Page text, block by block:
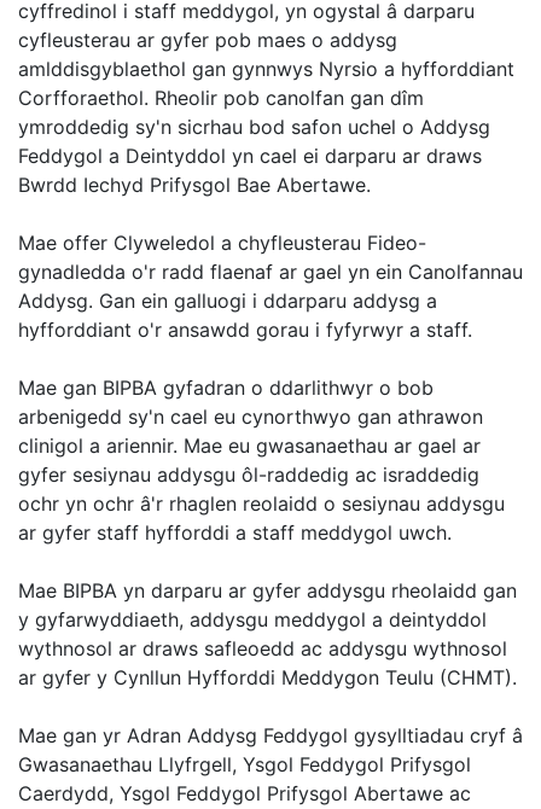
cyffredinol i staff meddygol, yn ogystal â darparu
cyfleusterau ar gyfer pob maes o addysg
amlddisgyblaethol gan gynnwys Nyrsio a hyfforddiant
Corfforaethol. Rheolir pob canolfan gan dîm
ymroddedig sy'n sicrhau bod safon uchel o Addysg
Feddygol a Deintyddol yn cael ei darparu ar draws
Bwrdd Iechyd Prifysgol Bae Abertawe.
Mae offer Clyweledol a chyfleusterau Fideo-
gynadledda o'r radd flaenaf ar gael yn ein Canolfannau
Addysg. Gan ein galluogi i ddarparu addysg a
hyfforddiant o'r ansawdd gorau i fyfyrwyr a staff.
Mae gan BIPBA gyfadran o ddarlithwyr o bob
arbenigedd sy'n cael eu cynorthwyo gan athrawon
clinigol a ariennir. Mae eu gwasanaethau ar gael ar
gyfer sesiynau addysgu ôl-raddedig ac israddedig
ochr yn ochr â'r rhaglen reolaidd o sesiynau addysgu
ar gyfer staff hyfforddi a staff meddygol uwch.
Mae BIPBA yn darparu ar gyfer addysgu rheolaidd gan
y gyfarwyddiaeth, addysgu meddygol a deintyddol
wythnosol ar draws safleoedd ac addysgu wythnosol
ar gyfer y Cynllun Hyfforddi Meddygon Teulu (CHMT).
Mae gan yr Adran Addysg Feddygol gysylltiadau cryf â
Gwasanaethau Llyfrgell, Ysgol Feddygol Prifysgol
Caerdydd, Ysgol Feddygol Prifysgol Abertawe ac